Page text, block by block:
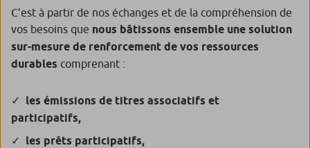
C’est à partir de nos échanges et de la compréhension de
vos besoins que nous bâtissons ensemble une solution
sur-mesure de renforcement de vos ressources
durables comprenant :
les émissions de titres associatifs et
participatifs,
les prêts participatifs,